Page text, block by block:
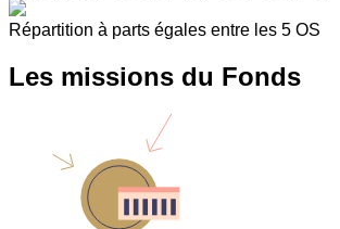
Répartition à parts égales entre les 5 OS
Les missions du Fonds